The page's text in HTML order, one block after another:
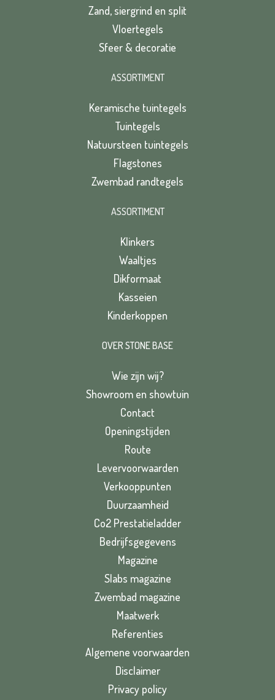
Zand, siergrind en split
Vloertegels
Sfeer & decoratie
ASSORTIMENT
Keramische tuintegels
Tuintegels
Natuursteen tuintegels
Flagstones
Zwembad randtegels
ASSORTIMENT
Klinkers
Waaltjes
Dikformaat
Kasseien
Kinderkoppen
OVER STONE BASE
Wie zijn wij?
Showroom en showtuin
Contact
Openingstijden
Route
Levervoorwaarden
Verkooppunten
Duurzaamheid
Co2 Prestatieladder
Bedrijfsgegevens
Magazine
Slabs magazine
Zwembad magazine
Maatwerk
Referenties
Algemene voorwaarden
Disclaimer
Privacy policy